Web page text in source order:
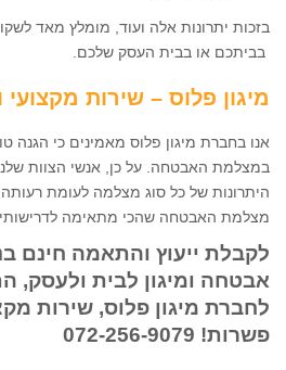
בביתכם או בבית העסק שלכם.
מיגון פלוס – שירות מקצועי
אנו בחברת מיגון פלוס מאמינים כי הגנה
במצלמת האבטחה. על כן, אנשי הצוות
היתרונות של כל סוג מצלמה לעומת
מצלמת האבטחה שהכי מתאימה
לקבלת ייעוץ והתאמה חינם
אבטחה ומיגון לבית ולעסק,
לחברת מיגון פלוס, שירות
פשרות! 072-256-9079